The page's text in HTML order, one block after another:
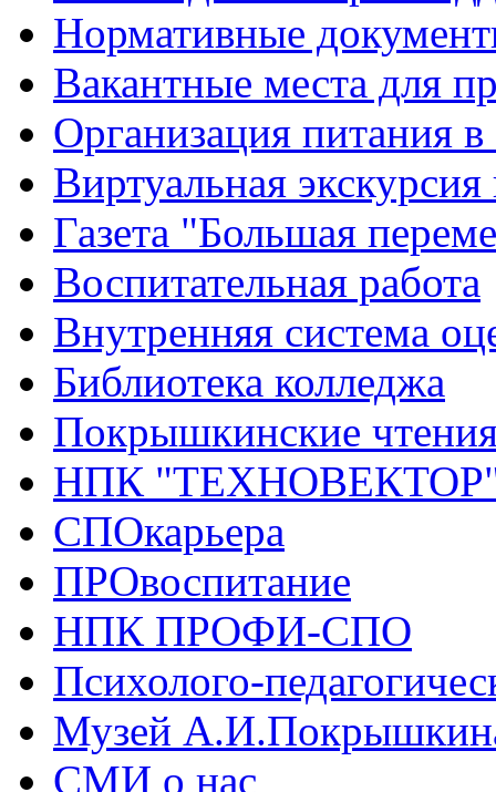
Нормативные
Вакантные места для
Организация питания в
Виртуальная
Газета "Большая
Воспитательная работа
Внутренняя система
Библиотека колледжа
Покрышкинские
НПК
СПОкарьера
ПРОвоспитание
НПК ПРОФИ-СПО
Психолого-
Музей
СМИ о нас